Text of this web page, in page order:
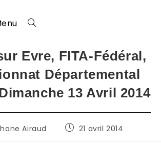
Evre, FITA-Fédéral,
Départemental
13 Avril 2014
Airaud
Publication
21 avril 2014